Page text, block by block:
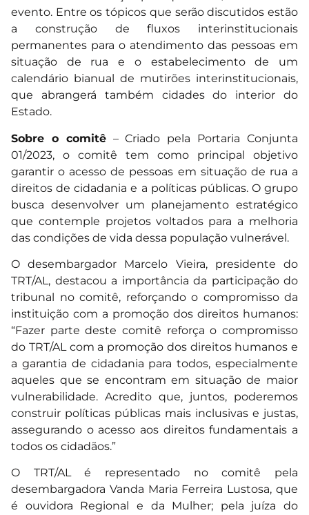
evento. Entre os tópicos que serão discutidos estão
a construção de fluxos interinstitucionais
permanentes para o atendimento das pessoas em
situação de rua e o estabelecimento de um
calendário bianual de mutirões interinstitucionais,
que abrangerá também cidades do interior do
Estado.
Sobre o comitê– Criado pela Portaria Conjunta
01/2023, o comitê tem como principal objetivo
garantir o acesso de pessoas em situação de rua a
direitos de cidadania e a políticas públicas. O grupo
busca desenvolver um planejamento estratégico
que contemple projetos voltados para a melhoria
das condições de vida dessa população vulnerável.
O desembargador Marcelo Vieira, presidente do
TRT/AL, destacou a importância da participação do
tribunal no comitê, reforçando o compromisso da
instituição com a promoção dos direitos humanos:
“Fazer parte deste comitê reforça o compromisso
do TRT/AL com a promoção dos direitos humanos e
a garantia de cidadania para todos, especialmente
aqueles que se encontram em situação de maior
vulnerabilidade. Acredito que, juntos, poderemos
construir políticas públicas mais inclusivas e justas,
assegurando o acesso aos direitos fundamentais a
todos os cidadãos.”
O TRT/AL é representado no comitê pela
desembargadora Vanda Maria Ferreira Lustosa, que
é ouvidora Regional e da Mulher; pela juíza do